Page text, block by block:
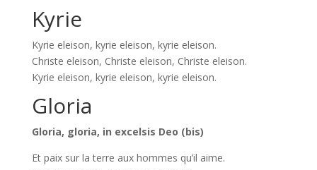
Kyrie
Kyrie eleison, kyrie eleison, kyrie eleison.
Christe eleison, Christe eleison, Christe eleison.
Kyrie eleison, kyrie eleison, kyrie eleison.
Gloria
Gloria, gloria, in excelsis Deo (bis)
Et paix sur la terre aux hommes qu’il aime.